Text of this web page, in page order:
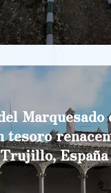
Marquesado
tesoro
Trujillo, España